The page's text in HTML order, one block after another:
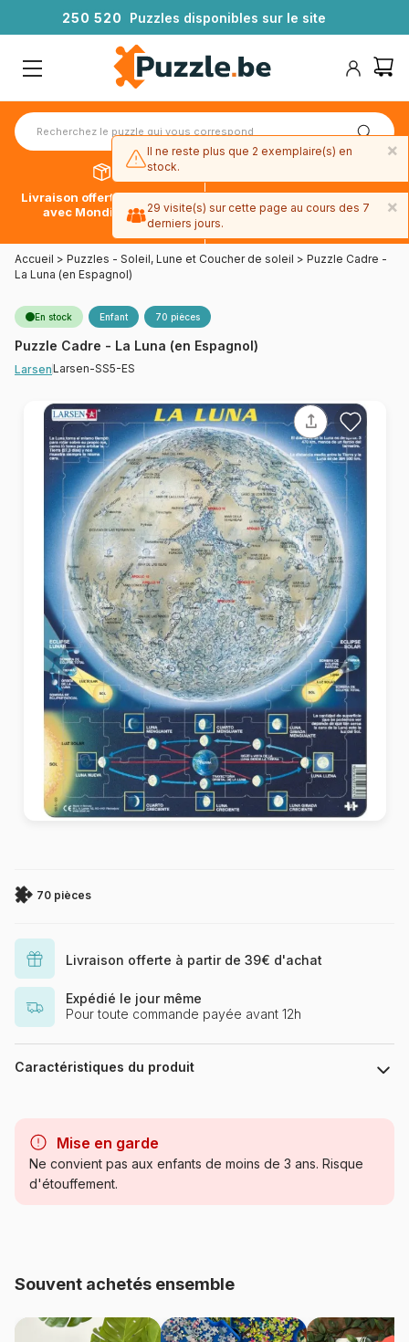
250 520 Puzzles disponibles sur le site
Livraison offerte dès 39€*
avec Mondial Relay
Paiement en 4x sans frais
avec Paypal
Accueil > Puzzles - Soleil, Lune et Coucher de soleil > Puzzle Cadre -
La Luna (en Espagnol)
En stock Enfant 70 pièces
Puzzle Cadre - La Luna (en Espagnol)
LarsenLarsen-SS5-ES
70 pièces
Livraison offerte à partir de 39€ d'achat
Expédié le jour même
Pour toute commande payée avant 12h
Caractéristiques du produit
Catégorie
Puzzles - Soleil, Lune et
Provenance Norvège
Larsen-SS5-ES
Mise en garde
Ne convient pas aux enfants de moins de 3 ans. Risque
d'étouffement.
Souvent achetés ensemble
×
Il ne reste plus que 2 exemplaire(s) en
stock.
×
29 visite(s) sur cette page au cours des 7
derniers jours.